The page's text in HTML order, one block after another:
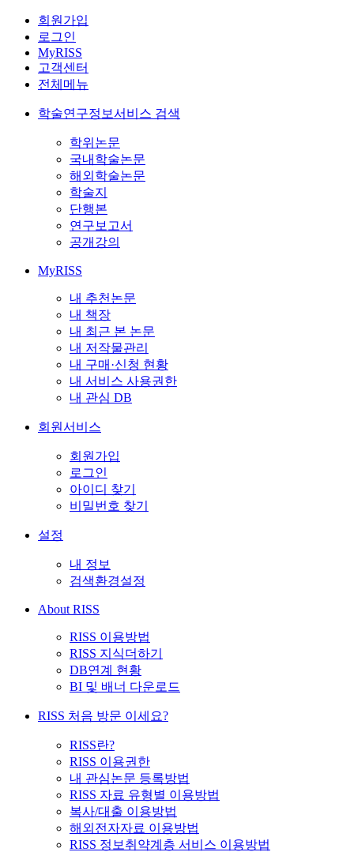
회원가입
로그인
MyRISS
고객센터
전체메뉴
학술연구정보서비스 검색
학위논문
국내학술논문
해외학술논문
학술지
단행본
연구보고서
공개강의
MyRISS
내 추천논문
내 책장
내 최근 본 논문
내 저작물관리
내 구매·신청 현황
내 서비스 사용권한
내 관심 DB
회원서비스
회원가입
로그인
아이디 찾기
비밀번호 찾기
설정
내 정보
검색환경설정
About RISS
RISS 이용방법
RISS 지식더하기
DB연계 현황
BI 및 배너 다운로드
RISS 처음 방문 이세요?
RISS란?
RISS 이용권한
내 관심논문 등록방법
RISS 자료 유형별 이용방법
복사/대출 이용방법
해외전자자료 이용방법
RISS 정보취약계층 서비스 이용방법